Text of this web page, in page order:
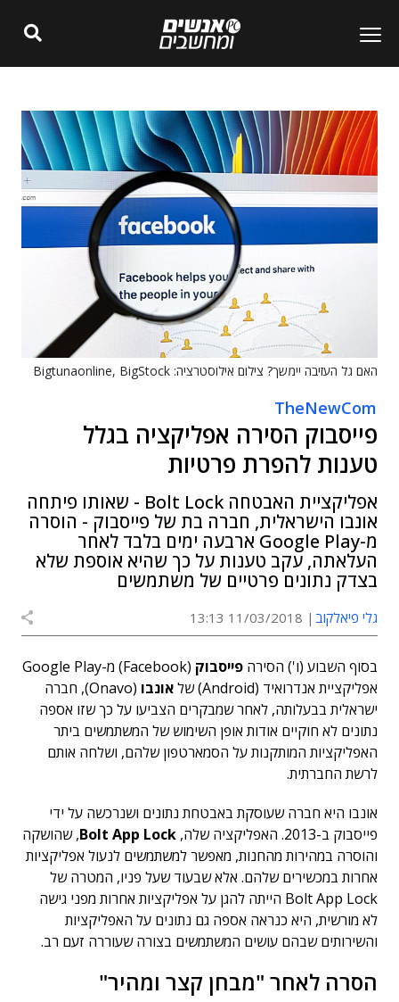
האם גל העזיבה יימשך? צילום אילוסטרציה: Bigtunaonline, BigStock
TheNewCom
פייסבוק הסירה אפליקציה בגלל
טענות להפרת פרטיות
אפליקציית האבטחה Bolt Lock - שאותו פיתחה
אונבו הישראלית, חברה בת של פייסבוק - הוסרה
מ-Google Play ארבעה ימים בלבד לאחר
העלאתה, עקב טענות על כך שהיא אוספת שלא
בצדק נתונים פרטיים של משתמשים
גלי פיאלקוב 11/03/2018 13:13
בסוף השבוע (ו') הסירה פייסבוק
(Facebook) מ-Google Play
אפליקציית אנדרואיד (Android) של
אונבו
(Onavo), חברה
ישראלית בבעלותה, לאחר שמבקרים הצביעו על כך שזו אספה
נתונים לא חוקיים אודות אופן השימוש של המשתמשים ביתר
האפליקציות המותקנות על הסמארטפון שלהם, ושלחה אותם
לרשת החברתית.
אונבו היא חברה שעוסקת באבטחת נתונים ושנרכשה על ידי
פייסבוק ב-2013. האפליקציה שלה,
Bolt App Lock, שהושקה
והוסרה במהירות מהחנות, מאפשר למשתמשים לנעול אפליקציות
אחרות במכשירים שלהם. אלא שבעוד שעל פניו, המטרה של
Bolt App Lock הייתה להגן על אפליקציות אחרות מפני גישה
לא מורשית, היא כנראה אספה גם נתונים על האפליקציות
והשירותים שבהם עושים המשתמשים בצורה שעוררה זעם רב.
הסרה לאחר "מבחן קצר ומהיר"